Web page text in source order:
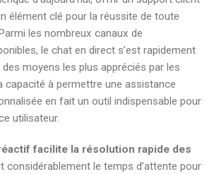
élément clé pour la réussite de toute
les nombreux canaux de
le chat en direct s’est rapidement
moyens les plus appréciés par les
capacité à permettre une assistance
en fait un outil indispensable pour
utilisateur.
facilite la résolution rapide des
considérablement le temps d’attente pour